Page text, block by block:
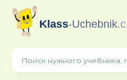
Klass-Uchebnik.com